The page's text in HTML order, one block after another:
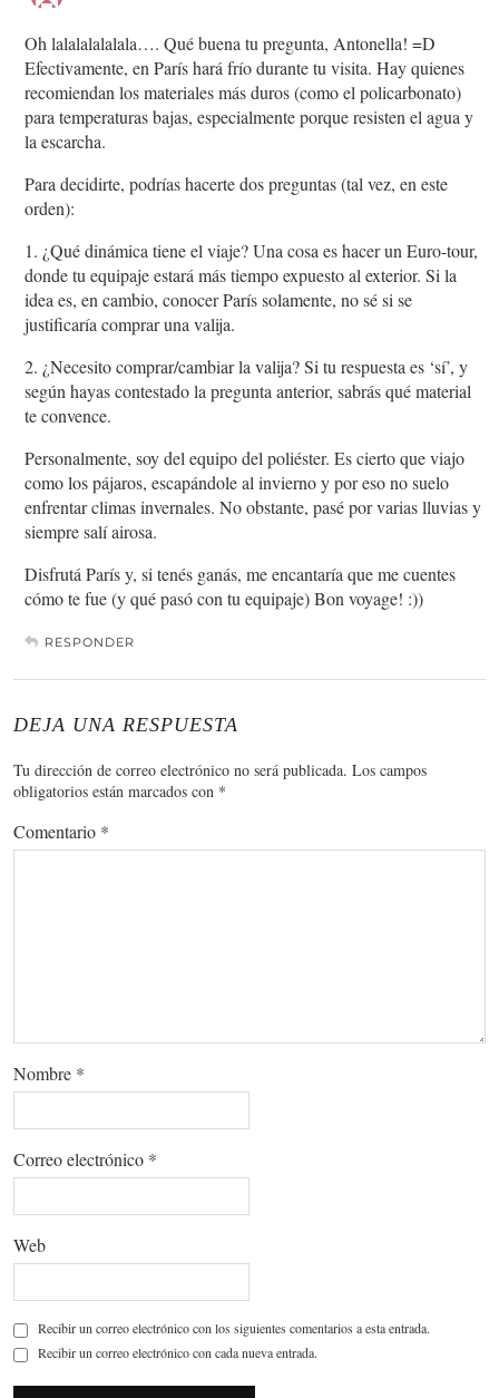
Oh lalalalalalala…. Qué buena tu pregunta, Antonella! =D
Efectivamente, en París hará frío durante tu visita. Hay quienes
recomiendan los materiales más duros (como el policarbonato)
para temperaturas bajas, especialmente porque resisten el agua y
la escarcha.
Para decidirte, podrías hacerte dos preguntas (tal vez, en este
orden):
1. ¿Qué dinámica tiene el viaje? Una cosa es hacer un Euro-tour,
donde tu equipaje estará más tiempo expuesto al exterior. Si la
idea es, en cambio, conocer París solamente, no sé si se
justificaría comprar una valija.
2. ¿Necesito comprar/cambiar la valija? Si tu respuesta es ‘sí’, y
según hayas contestado la pregunta anterior, sabrás qué material
te convence.
Personalmente, soy del equipo del poliéster. Es cierto que viajo
como los pájaros, escapándole al invierno y por eso no suelo
enfrentar climas invernales. No obstante, pasé por varias lluvias y
siempre salí airosa.
Disfrutá París y, si tenés ganás, me encantaría que me cuentes
cómo te fue (y qué pasó con tu equipaje) Bon voyage! :))
RESPONDER
DEJA UNA RESPUESTA
Tu dirección de correo electrónico no será publicada. Los campos
obligatorios están marcados con *
Comentario *
Nombre *
Correo electrónico *
Web
Recibir un correo electrónico con los siguientes comentarios a esta entrada.
Recibir un correo electrónico con cada nueva entrada.